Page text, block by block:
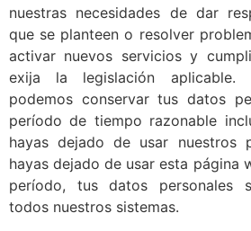
nuestras necesidades de dar
que se planteen o resolver
activar nuevos servicios y
exija la legislación aplicable.
podemos conservar tus datos
período de tiempo razonable
hayas dejado de usar nuestros
hayas dejado de usar esta página
período, tus datos personales
todos nuestros sistemas.